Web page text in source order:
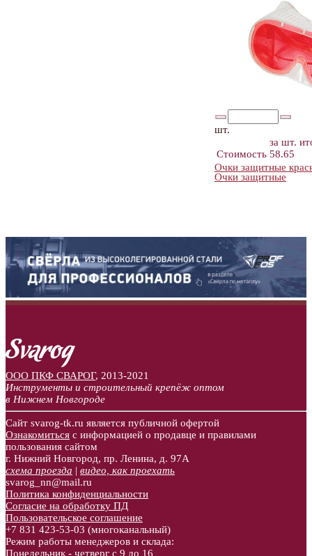
шт.
за шт.
Стоимость 58.65
Очки защитные
Очки защитные
ООО ПКФ СВАРОГ, 2013-2021
Инструменты и строительный крепёж оптом
в Нижнем Новгороде
Сайт svarog-tk.ru является публичной офертой
Ознакомиться с информацией о продавце и правилами
пользования сайтом
г. Нижний Новгород, пр. Ленина, д. 97А
схема проезда | видео, как проехать
svarog_nn@mail.ru
Политика конфиденциальности
Согласие на обработку ПД
Пользовательское соглашение
+7 831 423-53-03 (многоканальный)
Режим работы менеджеров и склада:
Понедельник - четверг с 9 до 16